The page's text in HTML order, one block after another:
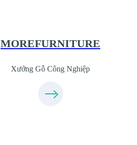
MOREFURNITURE
Xưởng Gỗ Công Nghiệp